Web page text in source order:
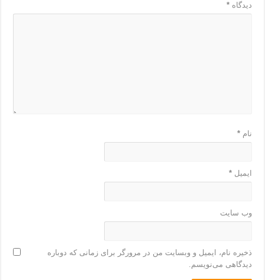
دیدگاه*
نام*
ایمیل*
وب‌ سایت
ذخیره نام، ایمیل و وبسایت من در مرورگر برای زمانی که دوباره
دیدگاهی می‌نویسم.